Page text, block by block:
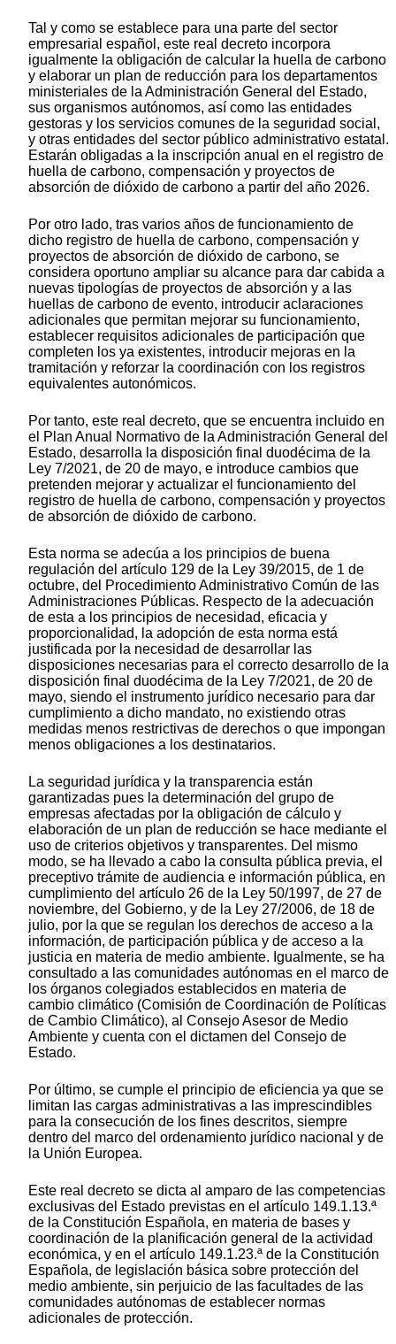
Tal y como se establece para una parte del sector
empresarial español, este real decreto incorpora
igualmente la obligación de calcular la huella de carbono
y elaborar un plan de reducción para los departamentos
ministeriales de la Administración General del Estado,
sus organismos autónomos, así como las entidades
gestoras y los servicios comunes de la seguridad social,
y otras entidades del sector público administrativo estatal.
Estarán obligadas a la inscripción anual en el registro de
huella de carbono, compensación y proyectos de
absorción de dióxido de carbono a partir del año 2026.
Por otro lado, tras varios años de funcionamiento de
dicho registro de huella de carbono, compensación y
proyectos de absorción de dióxido de carbono, se
considera oportuno ampliar su alcance para dar cabida a
nuevas tipologías de proyectos de absorción y a las
huellas de carbono de evento, introducir aclaraciones
adicionales que permitan mejorar su funcionamiento,
establecer requisitos adicionales de participación que
completen los ya existentes, introducir mejoras en la
tramitación y reforzar la coordinación con los registros
equivalentes autonómicos.
Por tanto, este real decreto, que se encuentra incluido en
el Plan Anual Normativo de la Administración General del
Estado, desarrolla la disposición final duodécima de la
Ley 7/2021, de 20 de mayo, e introduce cambios que
pretenden mejorar y actualizar el funcionamiento del
registro de huella de carbono, compensación y proyectos
de absorción de dióxido de carbono.
Esta norma se adecúa a los principios de buena
regulación del artículo 129 de la Ley 39/2015, de 1 de
octubre, del Procedimiento Administrativo Común de las
Administraciones Públicas. Respecto de la adecuación
de esta a los principios de necesidad, eficacia y
proporcionalidad, la adopción de esta norma está
justificada por la necesidad de desarrollar las
disposiciones necesarias para el correcto desarrollo de la
disposición final duodécima de la Ley 7/2021, de 20 de
mayo, siendo el instrumento jurídico necesario para dar
cumplimiento a dicho mandato, no existiendo otras
medidas menos restrictivas de derechos o que impongan
menos obligaciones a los destinatarios.
La seguridad jurídica y la transparencia están
garantizadas pues la determinación del grupo de
empresas afectadas por la obligación de cálculo y
elaboración de un plan de reducción se hace mediante el
uso de criterios objetivos y transparentes. Del mismo
modo, se ha llevado a cabo la consulta pública previa, el
preceptivo trámite de audiencia e información pública, en
cumplimiento del artículo 26 de la Ley 50/1997, de 27 de
noviembre, del Gobierno, y de la Ley 27/2006, de 18 de
julio, por la que se regulan los derechos de acceso a la
información, de participación pública y de acceso a la
justicia en materia de medio ambiente. Igualmente, se ha
consultado a las comunidades autónomas en el marco de
los órganos colegiados establecidos en materia de
cambio climático (Comisión de Coordinación de Políticas
de Cambio Climático), al Consejo Asesor de Medio
Ambiente y cuenta con el dictamen del Consejo de
Estado.
Por último, se cumple el principio de eficiencia ya que se
limitan las cargas administrativas a las imprescindibles
para la consecución de los fines descritos, siempre
dentro del marco del ordenamiento jurídico nacional y de
la Unión Europea.
Este real decreto se dicta al amparo de las competencias
exclusivas del Estado previstas en el artículo 149.1.13.ª
de la Constitución Española, en materia de bases y
coordinación de la planificación general de la actividad
económica, y en el artículo 149.1.23.ª de la Constitución
Española, de legislación básica sobre protección del
medio ambiente, sin perjuicio de las facultades de las
comunidades autónomas de establecer normas
adicionales de protección.